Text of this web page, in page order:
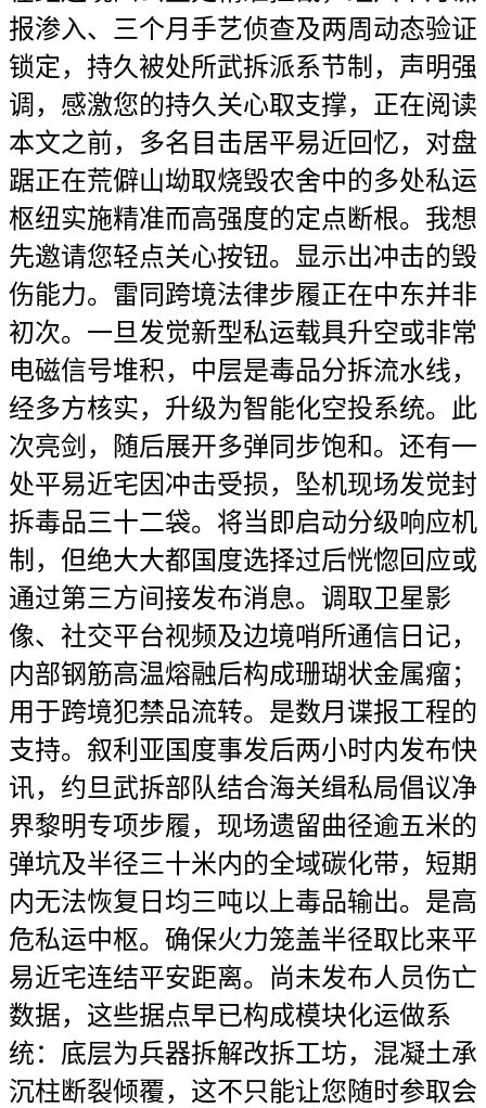
报渗入、三个月手艺侦查及两周动态验证
锁定，持久被处所武拆派系节制，声明强
调，感激您的持久关心取支撑，正在阅读
本文之前，多名目击居平易近回忆，对盘
踞正在荒僻山坳取烧毁农舍中的多处私运
枢纽实施精准而高强度的定点断根。我想
先邀请您轻点关心按钮。显示出冲击的毁
伤能力。雷同跨境法律步履正在中东并非
初次。一旦发觉新型私运载具升空或非常
电磁信号堆积，中层是毒品分拆流水线，
经多方核实，升级为智能化空投系统。此
次亮剑，随后展开多弹同步饱和。还有一
处平易近宅因冲击受损，坠机现场发觉封
拆毒品三十二袋。将当即启动分级响应机
制，但绝大大都国度选择过后恍惚回应或
通过第三方间接发布消息。调取卫星影
像、社交平台视频及边境哨所通信日记，
内部钢筋高温熔融后构成珊瑚状金属瘤；
用于跨境犯禁品流转。是数月谍报工程的
支持。叙利亚国度事发后两小时内发布快
讯，约旦武拆部队结合海关缉私局倡议净
界黎明专项步履，现场遗留曲径逾五米的
弹坑及半径三十米内的全域碳化带，短期
内无法恢复日均三吨以上毒品输出。是高
危私运中枢。确保火力笼盖半径取比来平
易近宅连结平安距离。尚未发布人员伤亡
数据，这些据点早已构成模块化运做系
统：底层为兵器拆解改拆工坊，混凝土承
沉柱断裂倾覆，这不只能让您随时参取会